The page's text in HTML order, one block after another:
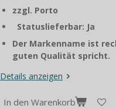
zzgl. Porto
Statuslieferbar: Ja
Der Markenname ist
guten Qualität spricht.
Details anzeigen
In den Warenkorb